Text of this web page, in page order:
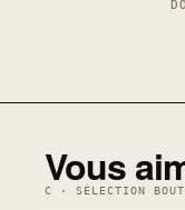
Vous
C · SÉLECTION